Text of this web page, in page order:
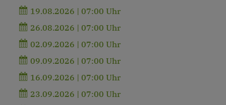
19.08.2026 | 07:00 Uhr
26.08.2026 | 07:00 Uhr
02.09.2026 | 07:00 Uhr
09.09.2026 | 07:00 Uhr
16.09.2026 | 07:00 Uhr
23.09.2026 | 07:00 Uhr